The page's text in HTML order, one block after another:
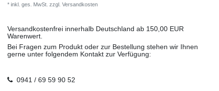
* inkl. ges. MwSt. zzgl. Versandkosten
Versandkostenfrei innerhalb Deutschland ab 150,00 EUR
Warenwert.
Bei Fragen zum Produkt oder zur Bestellung stehen wir Ihnen
gerne unter folgendem Kontakt zur Verfügung:
0941 / 69 59 90 52